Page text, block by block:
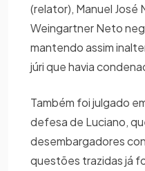
(relator), Manuel José
Weingartner Neto
mantendo assim
júri que havia
Também foi julgado
defesa de Luciano,
desembargadores
questões trazidas já